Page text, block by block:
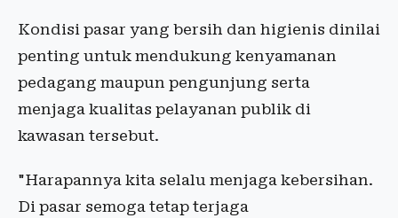
Kondisi pasar yang bersih dan higienis dinilai
penting untuk mendukung kenyamanan
pedagang maupun pengunjung serta
menjaga kualitas pelayanan publik di
kawasan tersebut.
"Harapannya kita selalu menjaga kebersihan.
Di pasar semoga tetap terjaga